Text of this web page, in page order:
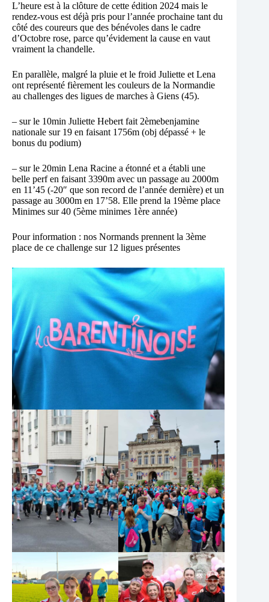
L’heure est à la clôture de cette édition 2024 mais le
rendez-vous est déjà pris pour l’année prochaine tant du
côté des coureurs que des bénévoles dans le cadre
d’Octobre rose, parce qu’évidement la cause en vaut
vraiment la chandelle.
En parallèle, malgré la pluie et le froid Juliette et Lena
ont représenté fièrement les couleurs de la Normandie
au challenges des ligues de marches à Giens (45).
– sur le 10min Juliette Hebert fait 2èmebenjamine
nationale sur 19 en faisant 1756m (obj dépassé + le
bonus du podium)
– sur le 20min Lena Racine a étonné et a établi une
belle perf en faisant 3390m avec un passage au 2000m
en 11’45 (-20″ que son record de l’année dernière) et un
passage au 3000m en 17’58. Elle prend la 19ème place
Minimes sur 40 (5ème minimes 1ère année)
Pour information : nos Normands prennent la 3ème
place de ce challenge sur 12 ligues présentes